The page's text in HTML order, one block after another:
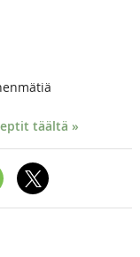
täältä »